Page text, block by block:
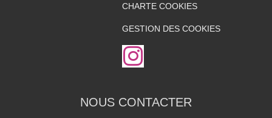
CHARTE COOKIES
GESTION DES COOKIES
NOUS CONTACTER